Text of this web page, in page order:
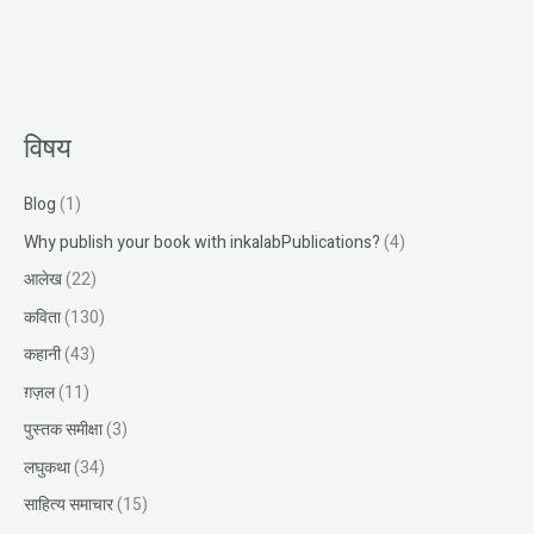
विषय
Blog(1)
Why publish your book with inkalabPublications?(4)
आलेख(22)
कविता(130)
कहानी(43)
ग़ज़ल(11)
पुस्तक समीक्षा(3)
लघुकथा(34)
साहित्य समाचार(15)